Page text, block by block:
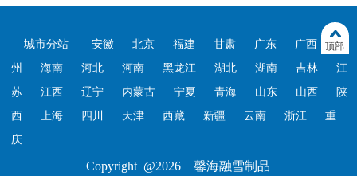
城市分站 安徽 北京 福建 甘肃 广东 广西
贵
州
海南 河北 河南 黑龙江 湖北 湖南 吉林
江
苏
江西 辽宁 内蒙古 宁夏 青海 山东 山西
陕
西
上海 四川 天津 西藏 新疆 云南 浙江
重
庆
Copyright @2026 馨海融雪制品
顶部